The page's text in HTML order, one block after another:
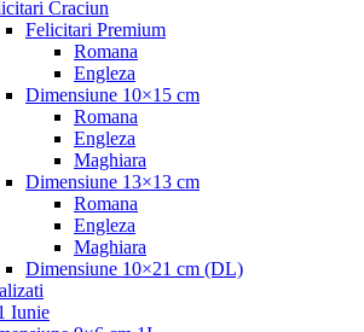
Craciun
Felicitari Premium
Romana
Engleza
Dimensiune 10×15 cm
Romana
Engleza
Maghiara
Dimensiune 13×13 cm
Romana
Engleza
Maghiara
Dimensiune 10×21 cm (DL)
Iunie